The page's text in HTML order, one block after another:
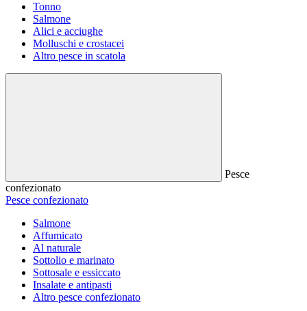
Tonno
Salmone
Alici e acciughe
Molluschi e crostacei
Altro pesce in scatola
Pesce
confezionato
Pesce confezionato
Salmone
Affumicato
Al naturale
Sottolio e marinato
Sottosale e essiccato
Insalate e antipasti
Altro pesce confezionato